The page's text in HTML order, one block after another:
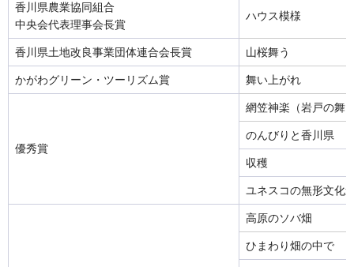
香川県農業協同組合
中央会代表理事会長賞
ハウス模様
香川県土地改良事業団体連合会長賞 山桜舞う
かがわグリーン・ツーリズム賞 舞い上がれ
優秀賞
網笠神楽（岩戸の舞
のんびりと香川県
収穫
ユネスコの無形文化
高原のソバ畑
ひまわり畑の中で